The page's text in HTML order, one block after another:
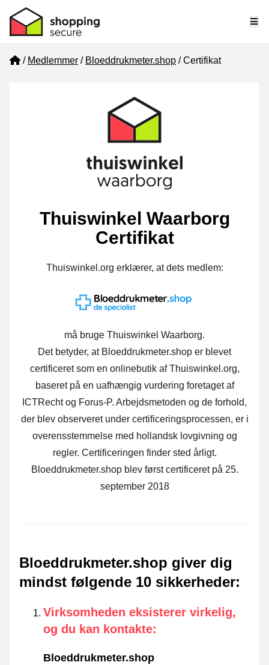
Home
Medlemmer Bloeddrukmeter.shop Certifikat
Thuiswinkel Waarborg
Certifikat
Thuiswinkel.org erklærer, at dets medlem:
må bruge Thuiswinkel Waarborg.
Det betyder, at Bloeddrukmeter.shop er blevet
certificeret som en onlinebutik af Thuiswinkel.org,
baseret på en uafhængig vurdering foretaget af
ICTRecht og Forus-P. Arbejdsmetoden og de forhold,
der blev observeret under certificeringsprocessen, er i
overensstemmelse med hollandsk lovgivning og
regler. Certificeringen finder sted årligt.
Bloeddrukmeter.shop blev først certificeret på 25.
september 2018
Bloeddrukmeter.shop giver dig
mindst følgende 10 sikkerheder:
Virksomheden eksisterer virkelig,
og du kan kontakte:
Bloeddrukmeter.shop